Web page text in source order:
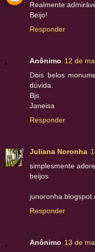
Realmente
Beijo!
Responder
Anônimo 12 de
Dois belos
dúvida.
Bjs.
Janeisa
Responder
Juliana Noronha
simplesmente
beijos
Responder
Anônimo 13 de